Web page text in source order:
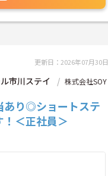
更新日：2026年07月30日
市川ステイ
株式会社SOY
あり◎ショートステ
＜正社員＞